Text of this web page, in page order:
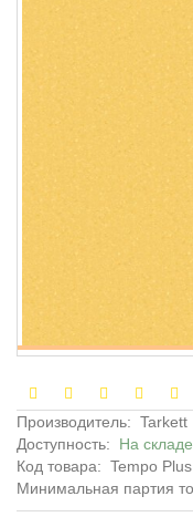
Производитель: Tarkett
Доступность: На складе
Код товара: Tempo
Минимальная партия